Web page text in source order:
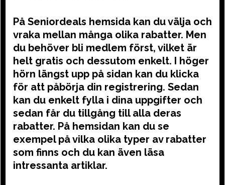
På Seniordeals hemsida kan du välja och
vraka mellan många olika rabatter. Men
du behöver bli medlem först, vilket är
helt gratis och dessutom enkelt. I höger
hörn längst upp på sidan kan du klicka
för att påbörja din registrering. Sedan
kan du enkelt fylla i dina uppgifter och
sedan får du tillgång till alla deras
rabatter. På hemsidan kan du se
exempel på vilka olika typer av rabatter
som finns och du kan även läsa
intressanta artiklar.